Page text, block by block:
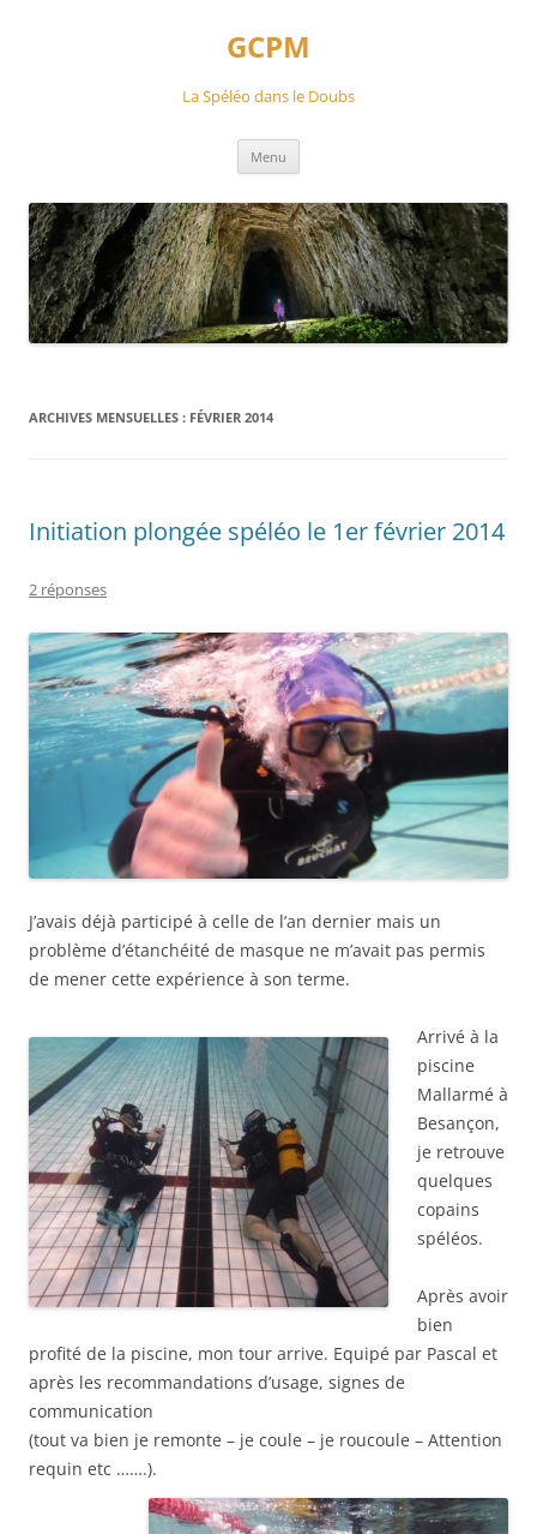
GCPM
La Spéléo dans le Doubs
Menu
ARCHIVES MENSUELLES : FÉVRIER 2014
Initiation plongée spéléo le 1er février 2014
2 réponses
J’avais déjà participé à celle de l’an dernier mais un
problème d’étanchéité de masque ne m’avait pas permis
de mener cette expérience à son terme.
Arrivé à la
piscine
Mallarmé à
Besançon,
je retrouve
quelques
copains
spéléos.
Après avoir
bien
profité de la piscine, mon tour arrive. Equipé par Pascal et
après les recommandations d’usage, signes de
communication
(tout va bien je remonte – je coule – je roucoule – Attention
requin etc …….).